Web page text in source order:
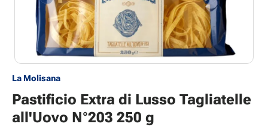
La Molisana
Pastificio Extra di Lusso Tagliatelle
all'Uovo N°203 250 g